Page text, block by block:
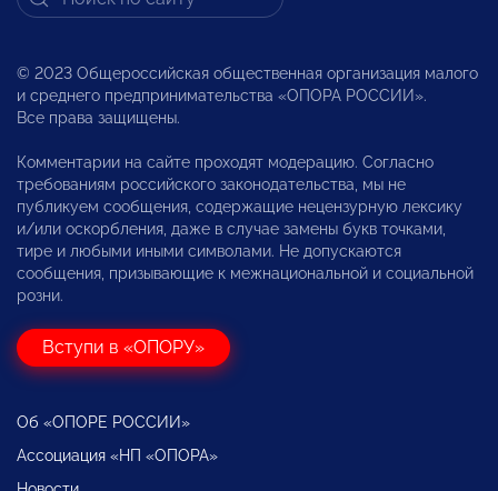
© 2023 Общероссийская общественная организация малого
и среднего предпринимательства «ОПОРА РОССИИ».
Все права защищены.
Комментарии на сайте проходят модерацию. Согласно
требованиям российского законодательства, мы не
публикуем сообщения, содержащие нецензурную лексику
и/или оскорбления, даже в случае замены букв точками,
тире и любыми иными символами. Не допускаются
сообщения, призывающие к межнациональной и социальной
розни.
Вступи в «ОПОРУ»
Об «ОПОРЕ РОССИИ»
Ассоциация «НП «ОПОРА»